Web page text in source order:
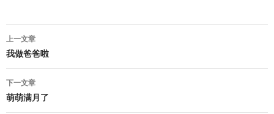
文
章
导
航
上一文章
我做爸爸啦
下一文章
萌萌满月了